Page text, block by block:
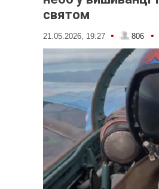
святом
21.05.2026, 19:27 • 806 •